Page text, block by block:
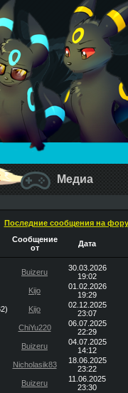
Медиа
Последние сообщения на
Сообщение
от
Дата
Buizeru
30.03.2026
19:02
Kijo
01.02.2026
19:29
Kijo
02.12.2025
23:07
ChiYu220
06.07.2025
22:29
Buizeru
04.07.2025
14:12
Nicholasik83
18.06.2025
23:22
Buizeru
11.06.2025
23:30